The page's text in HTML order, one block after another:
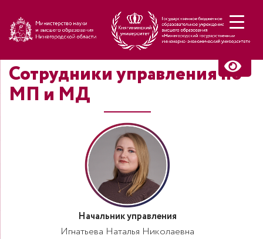
Сотрудники управления по
МП и МД
Начальник управления
Игнатьева Наталья Николаевна